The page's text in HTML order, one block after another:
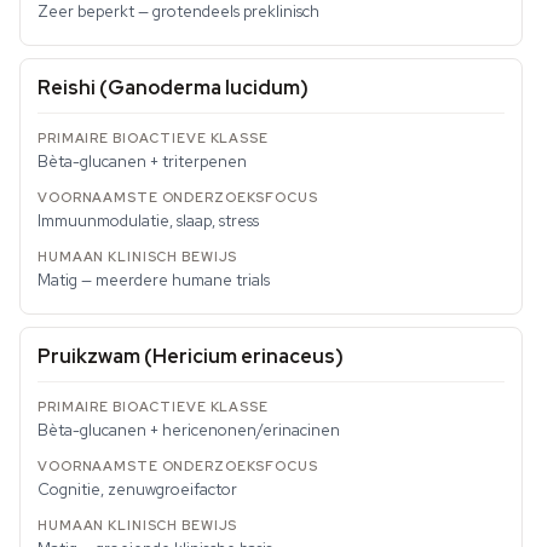
Zeer beperkt — grotendeels preklinisch
Reishi (Ganoderma lucidum)
Bèta-glucanen + triterpenen
Immuunmodulatie, slaap, stress
Matig — meerdere humane trials
Pruikzwam (Hericium erinaceus)
Bèta-glucanen + hericenonen/erinacinen
Cognitie, zenuwgroeifactor